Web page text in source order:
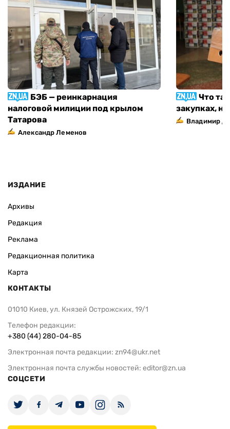
БЭБ — реинкарнация
налоговой милиции под крылом
Татарова
Александр Леменов
Что
закупках,
Владимир
ИЗДАНИЕ
Архивы
Редакция
Реклама
Редакционная политика
Карта
КОНТАКТЫ
01010 Киев, ул. Князей Острожских, 19/1
Телефон редакции:
+380 (44) 280-04-85
Электронная почта редакции: zn94@ukr.net
Электронная почта службы новостей: editor@zn.ua
СОЦСЕТИ